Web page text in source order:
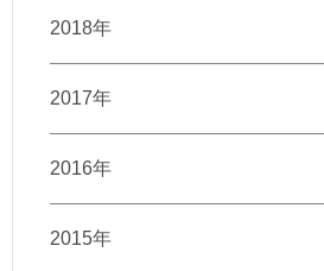
2018年
2017年
2016年
2015年